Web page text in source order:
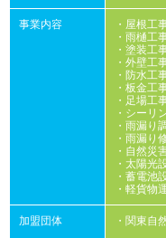
事業内容
・屋根工
・雨樋工
・塗装工
・外壁工
・防水工
・板金工
・足場工
・シーリ
・雨漏り
・雨漏り
・自然災
・太陽光
・蓄電池
・軽貨物
加盟団体
・関東自